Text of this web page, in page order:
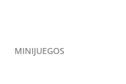
MINIJUEGOS